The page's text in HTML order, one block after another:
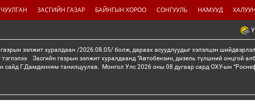
ЧУУЛГАН ЗАСГИЙН ГАЗАР БАЙНГЫН ХОРОО СОНГУУЛЬ НАМУУД
ээлжит хуралдаан /2026.08.05/ болж, дараах асуудлуудыг хэлэлцэн
Засгийн газрын ээлжит хуралдаанд “Автобензин, дизель түлшний онцгой
сайд Г.Дамдинням танилцуулав. Монгол Улс 2026 оны 08 дугаар сард ОХУ-ын